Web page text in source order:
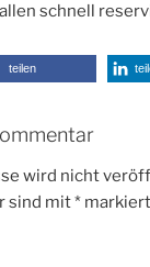
schnell
teilen
wird nicht
sind mit* markiert